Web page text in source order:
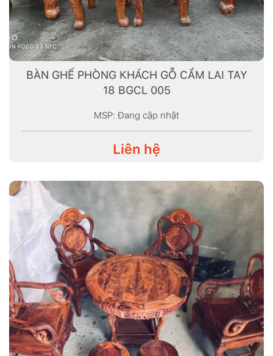
BÀN GHẾ PHÒNG KHÁCH GỖ CẨM LAI TAY
18 BGCL 005
MSP: Đang cập nhật
Liên hệ